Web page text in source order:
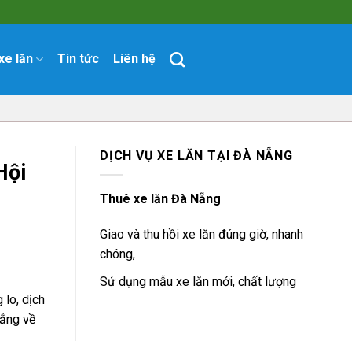
lăn Tin tức Liên hệ
lo, dịch
về
DỊCH VỤ XE LĂN TẠI ĐÀ NẴNG
Thuê xe lăn Đà Nẵng
Giao và thu hồi xe lăn đúng giờ, nhanh
chóng,
Sử dụng mẫu xe lăn mới, chất lượng